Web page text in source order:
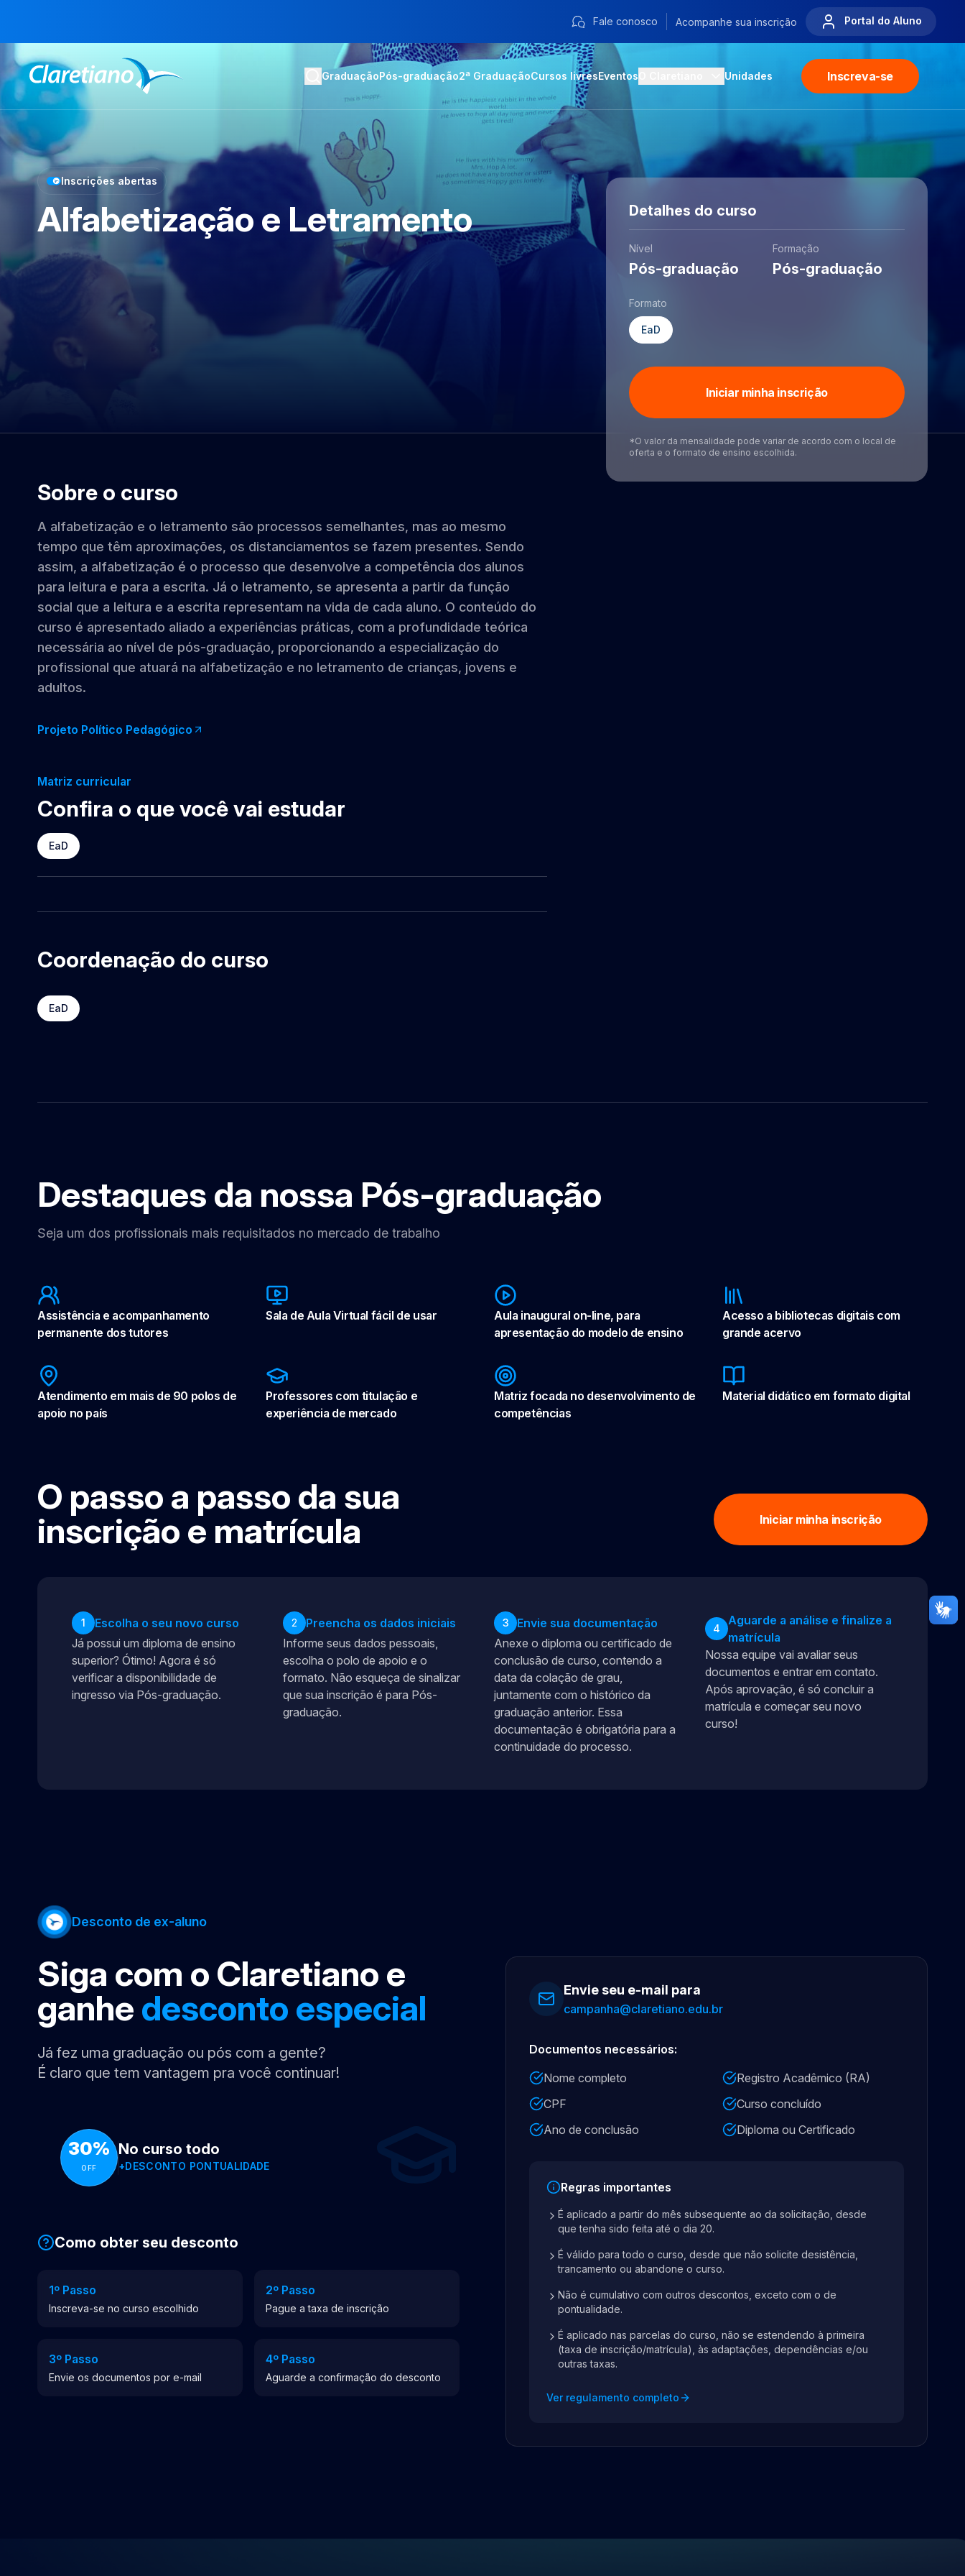
Fale conosco Acompanhe sua inscrição Portal do Aluno
GraduaçãoPós-graduação2ª GraduaçãoCursos livresEventos Unidades Inscreva-se
Inscrições abertas
Alfabetização e Letramento
Sobre o curso
A alfabetização e o letramento são processos semelhantes, mas ao mesmo
tempo que têm aproximações, os distanciamentos se fazem presentes. Sendo
assim, a alfabetização é o processo que desenvolve a competência dos alunos
para leitura e para a escrita. Já o letramento, se apresenta a partir da função
social que a leitura e a escrita representam na vida de cada aluno. O conteúdo do
curso é apresentado aliado a experiências práticas, com a profundidade teórica
necessária ao nível de pós-graduação, proporcionando a especialização do
profissional que atuará na alfabetização e no letramento de crianças, jovens e
adultos.
Projeto Político Pedagógico
Matriz curricular
Confira o que você vai estudar
EaD
Coordenação do curso
EaD
Detalhes do curso
Nível
Pós-graduação
Formação
Pós-graduação
Formato
EaD
Iniciar minha inscrição
*O valor da mensalidade pode variar de acordo com o local de
oferta e o formato de ensino escolhida.
Destaques da nossa Pós-graduação
Seja um dos profissionais mais requisitados no mercado de trabalho
Assistência e acompanhamento
permanente dos tutores
Sala de Aula Virtual fácil de usar
Aula inaugural on-line, para
apresentação do modelo de ensino
Acesso a bibliotecas digitais com
grande acervo
Atendimento em mais de 90 polos de
apoio no país
Professores com titulação e
experiência de mercado
Matriz focada no desenvolvimento de
competências
Material didático em formato digital
O passo a passo da sua
inscrição e matrícula
Iniciar minha inscrição
1
Escolha o seu novo curso
Já possui um diploma de ensino
superior? Ótimo! Agora é só
verificar a disponibilidade de
ingresso via Pós-graduação.
2
Preencha os dados iniciais
Informe seus dados pessoais,
escolha o polo de apoio e o
formato. Não esqueça de sinalizar
que sua inscrição é para Pós-
graduação.
3
Envie sua documentação
Anexe o diploma ou certificado de
conclusão de curso, contendo a
data da colação de grau,
juntamente com o histórico da
graduação anterior. Essa
documentação é obrigatória para a
continuidade do processo.
4
Aguarde a análise e finalize a
matrícula
Nossa equipe vai avaliar seus
documentos e entrar em contato.
Após aprovação, é só concluir a
matrícula e começar seu novo
curso!
Desconto de ex-aluno
Siga com o Claretiano e
ganhe desconto especial
Já fez uma graduação ou pós com a gente?
É claro que tem vantagem pra você continuar!
30%
OFF
No curso todo
+DESCONTO PONTUALIDADE
Como obter seu desconto
1º Passo
Inscreva-se no curso escolhido
2º Passo
Pague a taxa de inscrição
3º Passo
Envie os documentos por e-mail
4º Passo
Aguarde a confirmação do desconto
Envie seu e-mail para
campanha@claretiano.edu.br
Documentos necessários:
Nome completo
Registro Acadêmico (RA)
CPF
Curso concluído
Ano de conclusão
Diploma ou Certificado
Regras importantes
É aplicado a partir do mês subsequente ao da solicitação, desde
que tenha sido feita até o dia 20.
É válido para todo o curso, desde que não solicite desistência,
trancamento ou abandone o curso.
Não é cumulativo com outros descontos, exceto com o de
pontualidade.
É aplicado nas parcelas do curso, não se estendendo à primeira
(taxa de inscrição/matrícula), às adaptações, dependências e/ou
outras taxas.
Ver regulamento completo